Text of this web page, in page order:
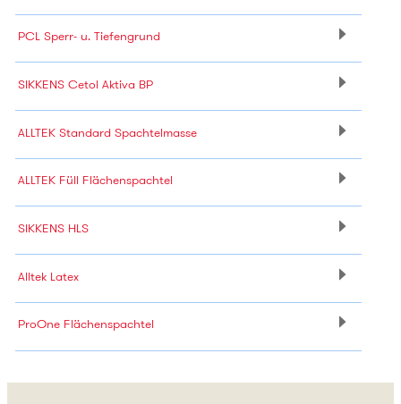
PCL Sperr- u. Tiefengrund
SIKKENS Cetol Aktiva BP
ALLTEK Standard Spachtelmasse
ALLTEK Füll Flächenspachtel
SIKKENS HLS
Alltek Latex
ProOne Flächenspachtel